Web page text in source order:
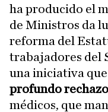
ha producido el
de Ministros da
reforma del
trabajadores del
una iniciativa
profundo rechazo
médicos, que